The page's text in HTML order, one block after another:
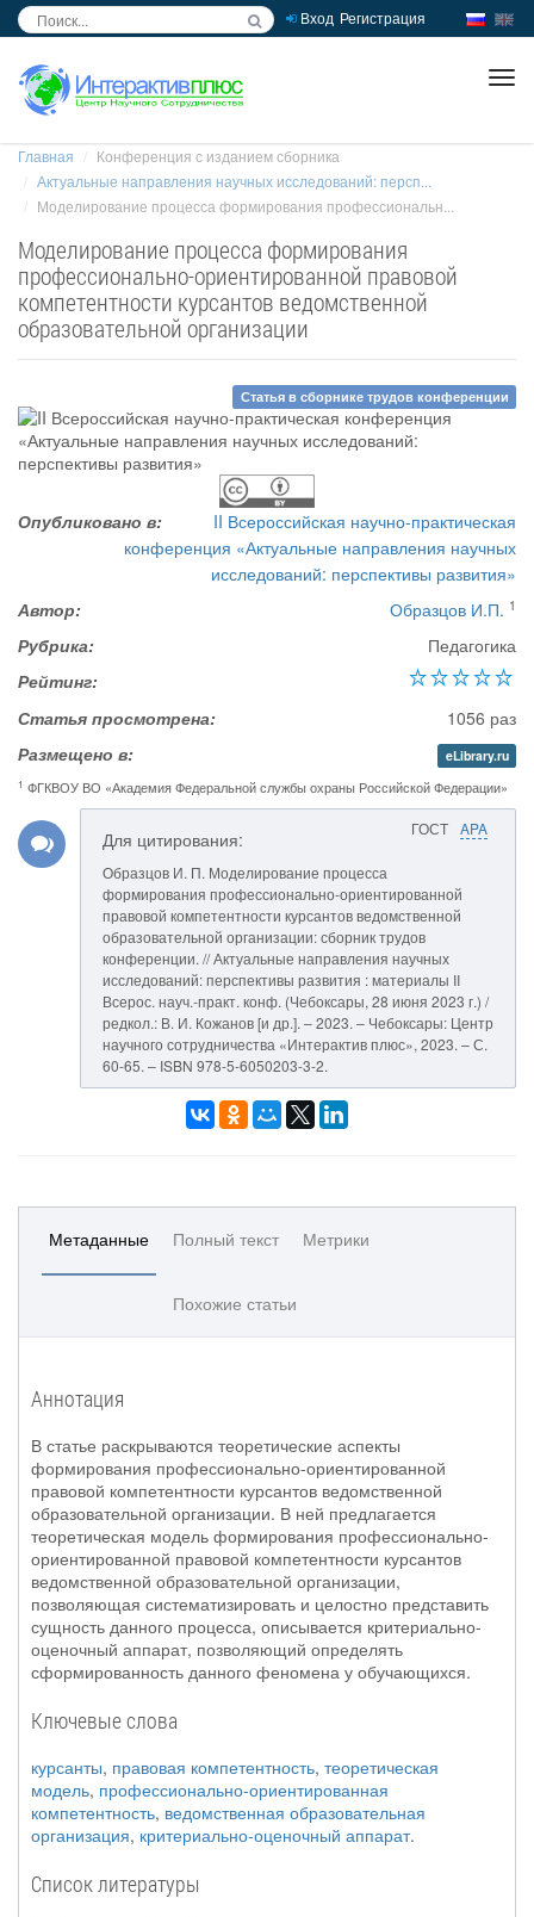
Вход Регистрация
Главная
Конференция с изданием сборника
Актуальные направления научных исследований: персп...
Моделирование процесса формирования профессиональн...
Моделирование процесса формирования
профессионально-ориентированной правовой
компетентности курсантов ведомственной
образовательной организации
Статья в сборнике трудов конференции
Опубликовано в:
II Всероссийская научно-практическая
конференция «Актуальные направления научных
исследований: перспективы развития»
Автор:
Образцов И.П. 1
Рубрика:
Педагогика
Рейтинг:
Статья просмотрена:
1056 раз
Размещено в:
eLibrary.ru
1 ФГКВОУ ВО «Академия Федеральной службы охраны Российской Федерации»
ГОСТ APA
Для цитирования:
Образцов И. П. Моделирование процесса
формирования профессионально-ориентированной
правовой компетентности курсантов ведомственной
образовательной организации: сборник трудов
конференции. // Актуальные направления научных
исследований: перспективы развития : материалы II
Всерос. науч.-практ. конф. (Чебоксары, 28 июня 2023 г.) /
редкол.: В. И. Кожанов [и др.]. – 2023. – Чебоксары: Центр
научного сотрудничества «Интерактив плюс», 2023. – С.
60-65. – ISBN 978-5-6050203-3-2.
Метаданные Полный текст Метрики
Похожие статьи
Аннотация
В статье раскрываются теоретические аспекты
формирования профессионально-ориентированной
правовой компетентности курсантов ведомственной
образовательной организации. В ней предлагается
теоретическая модель формирования профессионально-
ориентированной правовой компетентности курсантов
ведомственной образовательной организации,
позволяющая систематизировать и целостно представить
сущность данного процесса, описывается критериально-
оценочный аппарат, позволяющий определять
сформированность данного феномена у обучающихся.
Ключевые слова
курсанты, правовая компетентность, теоретическая
модель, профессионально-ориентированная
компетентность, ведомственная образовательная
организация, критериально-оценочный аппарат.
Список литературы